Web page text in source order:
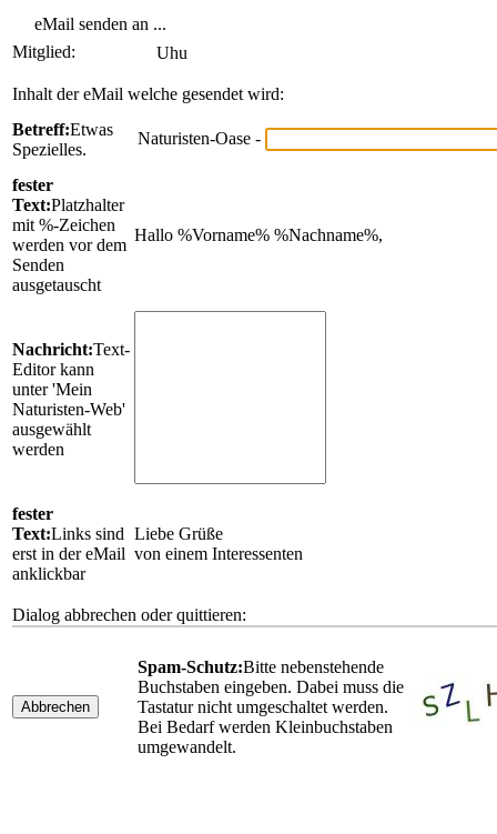
eMail senden an ...
Mitglied:
Uhu
Inhalt der eMail welche gesendet wird:
Betreff:Etwas
Spezielles.
Naturisten-Oase -
fester
Text:Platzhalter
mit %-Zeichen
werden vor dem
Senden
ausgetauscht
Hallo %Vorname% %Nachname%,
Nachricht:Text-
Editor kann
unter 'Mein
Naturisten-Web'
ausgewählt
werden
fester
Text:Links sind
erst in der eMail
anklickbar
Liebe Grüße
von einem Interessenten
Dialog abbrechen oder quittieren:
Abbrechen
Spam-Schutz:Bitte nebenstehende
Buchstaben eingeben. Dabei muss die
Tastatur nicht umgeschaltet werden.
Bei Bedarf werden Kleinbuchstaben
umgewandelt.